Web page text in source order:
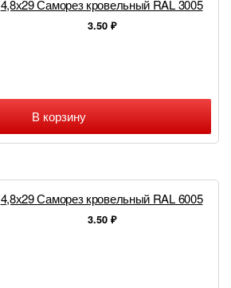
4,8х29 Саморез кровельный RAL 3005
3.50 ₽
В корзину
4,8х29 Саморез кровельный RAL 6005
3.50 ₽